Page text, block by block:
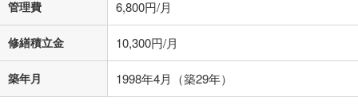
済方法「元利均等返済」にて算出しております。入力された金利を35年
適用した場合の計算結果を表示しています。
その他月額費用や、初期費用がかかります。ご注意ください。実際にお
借り入れの際は各金融機関等に、必ずご自身でご確認をお願いいたしま
す。
条件によってお借り入れができないことがあります。
管理費 6,800円/月
修繕積立金 10,300円/月
築年月 1998年4月（築29年）